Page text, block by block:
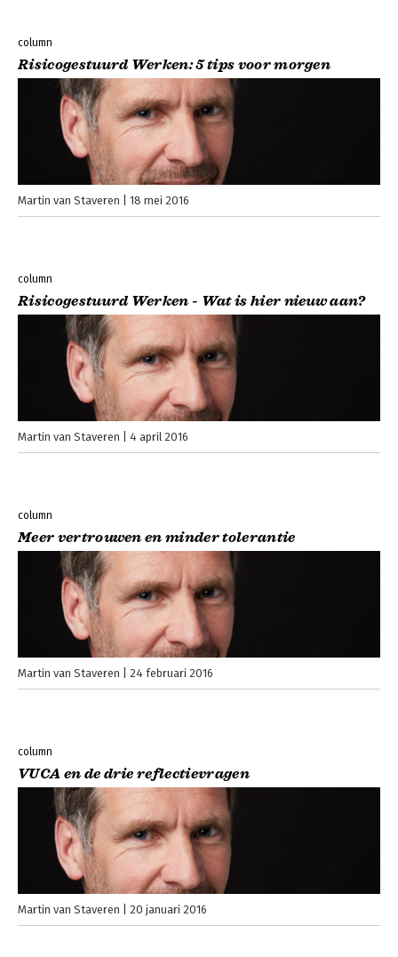
column
Risicogestuurd Werken: 5 tips voor morgen
Martin van Staveren 18 mei 2016
column
Risicogestuurd Werken - Wat is hier nieuw aan?
Martin van Staveren 4 april 2016
column
Meer vertrouwen en minder tolerantie
Martin van Staveren 24 februari 2016
column
VUCA en de drie reflectievragen
Martin van Staveren 20 januari 2016